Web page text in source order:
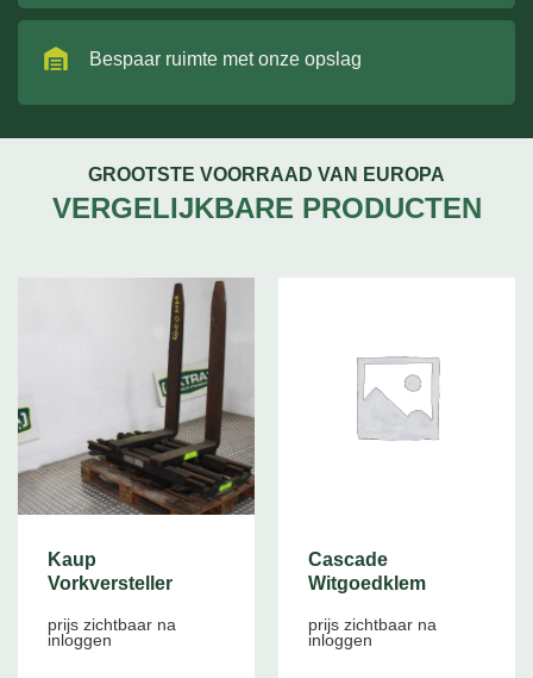
Bespaar ruimte met onze opslag
GROOTSTE VOORRAAD VAN EUROPA
VERGELIJKBARE PRODUCTEN
Kaup
Vorkversteller
prijs zichtbaar na
inloggen
Cascade
Witgoedklem
prijs zichtbaar na
inloggen